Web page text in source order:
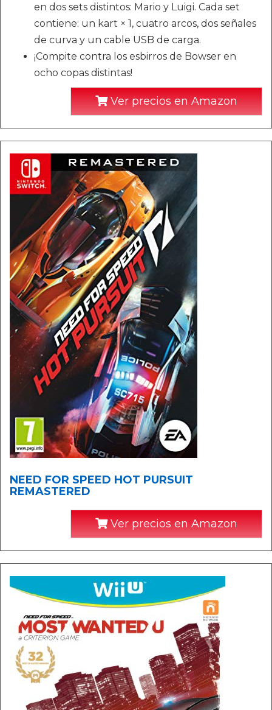
en dos sets distintos: Mario y Luigi. Cada set
contiene: un kart × 1, cuatro arcos, dos señales
de curva y un cable USB de carga.
¡Compite contra los esbirros de Bowser en
ocho copas distintas!
Ver precios en Amazon
NEED FOR SPEED HOT PURSUIT
REMASTERED
Ver precios en Amazon